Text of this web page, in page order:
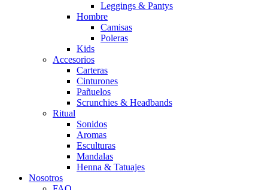
Leggings & Pantys
Hombre
Camisas
Poleras
Kids
Accesorios
Carteras
Cinturones
Pañuelos
Scrunchies & Headbands
Ritual
Sonidos
Aromas
Esculturas
Mandalas
Henna & Tatuajes
Nosotros